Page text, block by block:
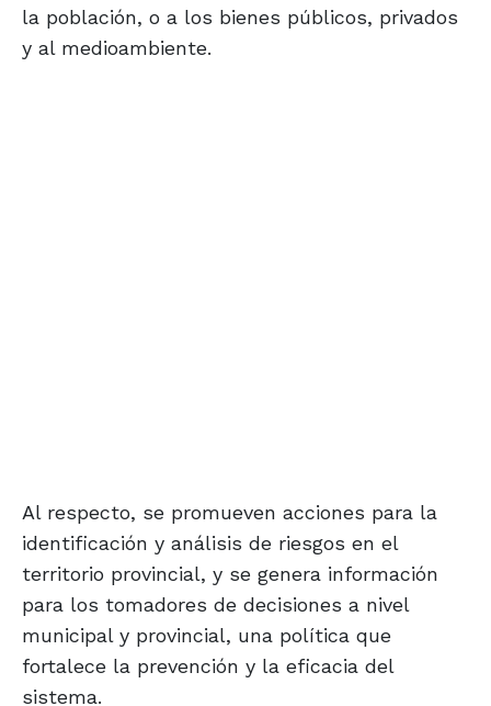
la población, o a los bienes públicos, privados
y al medioambiente.
Al respecto, se promueven acciones para la
identificación y análisis de riesgos en el
territorio provincial, y se genera información
para los tomadores de decisiones a nivel
municipal y provincial, una política que
fortalece la prevención y la eficacia del
sistema.